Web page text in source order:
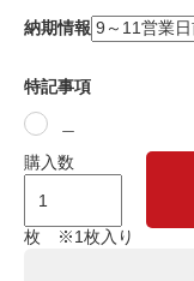
納期情報
特記事項
購入数
枚 ※1枚入り